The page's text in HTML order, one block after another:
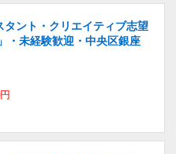
ント・クリエイティブ志望
・未経験歓迎・中央区銀座